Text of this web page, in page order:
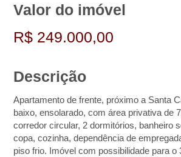
Valor do imóvel
R$ 249.000,00
Descrição
Apartamento de frente, próximo a Santa
baixo, ensolarado, com área privativa de
corredor circular, 2 dormitórios, banheiro
copa, cozinha, dependência de
piso frio. Imóvel com possibilidade para o